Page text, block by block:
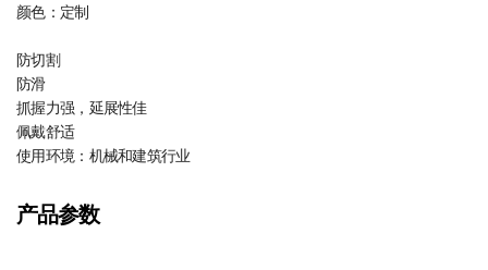
颜色：定制
防切割
防滑
抓握力强，延展性佳
佩戴舒适
使用环境：机械和建筑行业
产品参数